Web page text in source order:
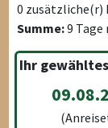
0 zusätzliche(r)
Summe:9
Ihr